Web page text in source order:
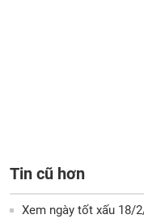
Tin cũ hơn
Xem ngày tốt xấu 18/